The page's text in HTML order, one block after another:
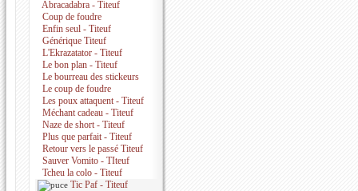
Abracadabra - Titeuf
Coup de foudre
Enfin seul - Titeuf
Générique Titeuf
L'Ekrazatator - Titeuf
Le bon plan - Titeuf
Le bourreau des stickeurs
Le coup de foudre
Les poux attaquent - Titeuf
Méchant cadeau - Titeuf
Naze de short - Titeuf
Plus que parfait - Titeuf
Retour vers le passé Titeuf
Sauver Vomito - TIteuf
Tcheu la colo - Titeuf
Tic Paf - Titeuf